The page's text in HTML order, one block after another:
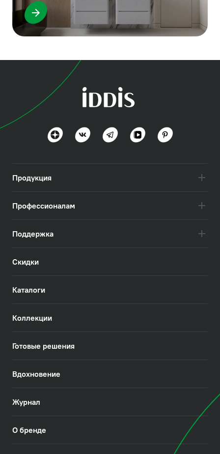
Продукция
Профессионалам
Поддержка
Скидки
Каталоги
Коллекции
Готовые решения
Вдохновение
Журнал
О бренде